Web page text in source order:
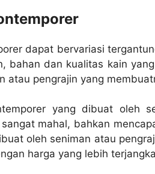
dapat bervariasi
bahan dan kualitas kain
atau pengrajin yang
yang dibuat oleh
mahal, bahkan
oleh seniman atau
harga yang lebih